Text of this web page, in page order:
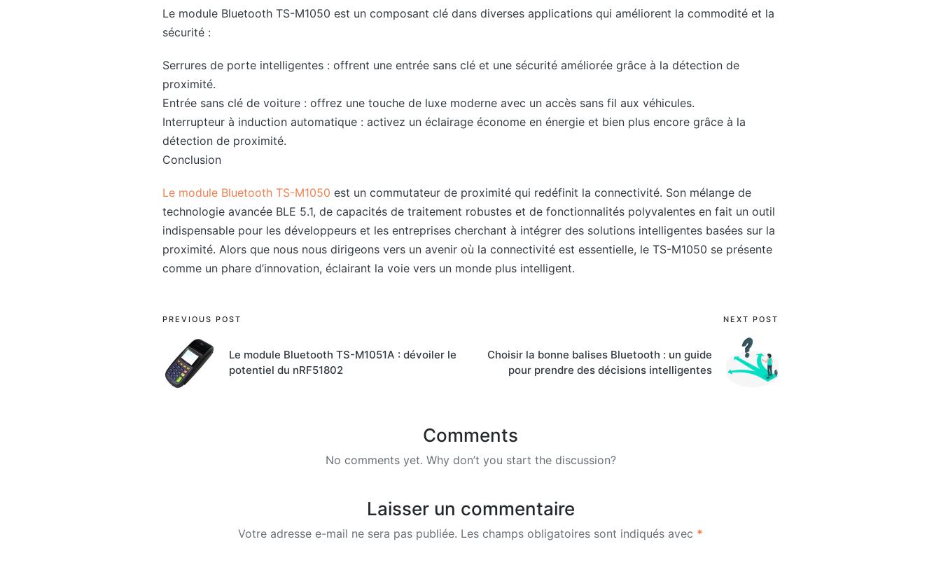
Le module Bluetooth TS-M1050 est un composant clé dans diverses applications qui améliorent la commodité et la
sécurité :
Serrures de porte intelligentes : offrent une entrée sans clé et une sécurité améliorée grâce à la détection de
proximité.
Entrée sans clé de voiture : offrez une touche de luxe moderne avec un accès sans fil aux véhicules.
Interrupteur à induction automatique : activez un éclairage économe en énergie et bien plus encore grâce à la
détection de proximité.
Conclusion
Le module Bluetooth TS-M1050 est un commutateur de proximité qui redéfinit la connectivité. Son mélange de
technologie avancée BLE 5.1, de capacités de traitement robustes et de fonctionnalités polyvalentes en fait un outil
indispensable pour les développeurs et les entreprises cherchant à intégrer des solutions intelligentes basées sur la
proximité. Alors que nous nous dirigeons vers un avenir où la connectivité est essentielle, le TS-M1050 se présente
comme un phare d’innovation, éclairant la voie vers un monde plus intelligent.
Post
navigation
PREVIOUS POST
Le module Bluetooth TS-M1051A : dévoiler le
potentiel du nRF51802
NEXT POST
Choisir la bonne balises Bluetooth : un guide
pour prendre des décisions intelligentes
Comments
No comments yet. Why don’t you start the discussion?
Laisser un commentaire
Votre adresse e-mail ne sera pas publiée. Les champs obligatoires sont indiqués avec *